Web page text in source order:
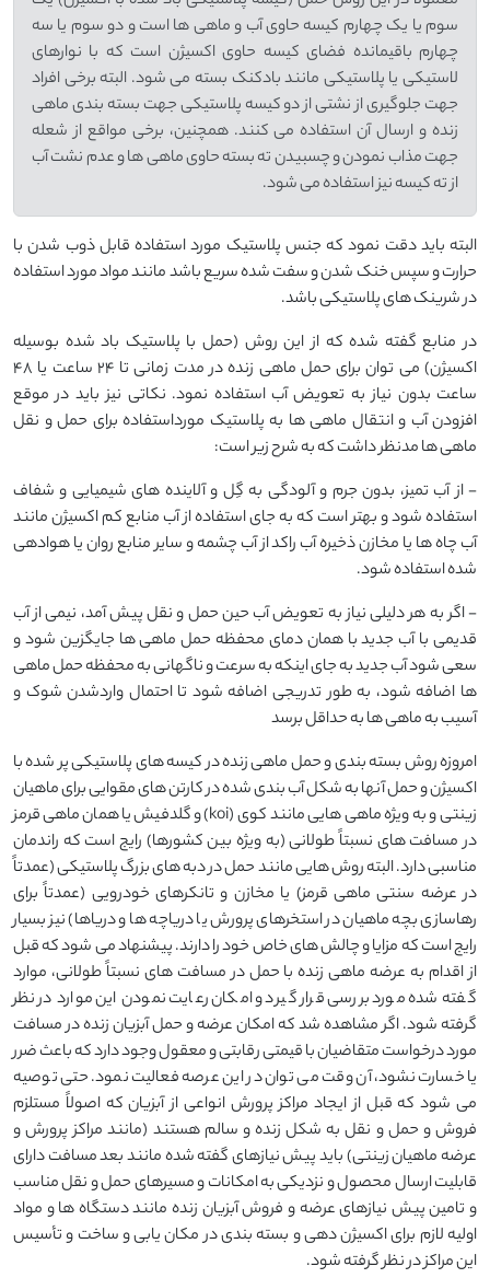
سوم یا یک چهارم کیسه حاوی آب و ماهی ها است و دو سوم یا سه
چهارم باقیمانده فضای کیسه حاوی اکسیژن است که با نوارهای
لاستیکی یا پلاستیکی مانند بادکنک بسته می شود. البته برخی افراد
جهت جلوگیری از نشتی از دو کیسه پلاستیکی جهت بسته بندی ماهی
زنده و ارسال آن استفاده می کنند. همچنین، برخی مواقع از شعله
جهت مذاب نمودن و چسبیدن ته بسته حاوی ماهی ها و عدم نشت آب
از ته کیسه نیز استفاده می شود.
البته باید دقت نمود که جنس پلاستیک مورد استفاده قابل ذوب شدن با
حرارت و سپس خنک شدن و سفت شده سریع باشد مانند مواد مورد استفاده
در شرینک های پلاستیکی باشد.
در منابع گفته شده که از این روش (حمل با پلاستیک باد شده بوسیله
اکسیژن) می توان برای حمل ماهی زنده در مدت زمانی تا 24 ساعت یا 48
ساعت بدون نیاز به تعویض آب استفاده نمود. نکاتی نیز باید در موقع
افزودن آب و انتقال ماهی ها به پلاستیک مورداستفاده برای حمل و نقل
ماهی ها مدنظر داشت که به شرح زیر است:
- از آب تمیز، بدون جرم و آلودگی به گِل و آلاینده های شیمیایی و شفاف
استفاده شود و بهتر است که به جای استفاده از آب منابع کم اکسیژن مانند
آب چاه ها یا مخازن ذخیره آب راکد از آب چشمه و سایر منابع روان یا هوادهی
شده استفاده شود.
- اگر به هر دلیلی نیاز به تعویض آب حین حمل و نقل پیش آمد، نیمی از آب
قدیمی با آب جدید با همان دمای محفظه حمل ماهی ها جایگزین شود و
سعی شود آب جدید به جای اینکه به سرعت و ناگهانی به محفظه حمل ماهی
ها اضافه شود، به طور تدریجی اضافه شود تا احتمال واردشدن شوک و
آسیب به ماهی ها به حداقل برسد
امروزه روش بسته بندی و حمل ماهی زنده در کیسه های پلاستیکی پر شده با
اکسیژن و حمل آنها به شکل آب بندی شده در کارتن های مقوایی برای ماهیان
زینتی و به ویژه ماهی هایی مانند کوی (koi) و گلدفیش یا همان ماهی قرمز
در مسافت های نسبتاً طولانی (به ویژه بین کشورها) رایج است که راندمان
مناسبی دارد. البته روش هایی مانند حمل در دبه های بزرگ پلاستیکی (عمدتاً
در عرضه سنتی ماهی قرمز) یا مخازن و تانکرهای خودرویی (عمدتاً برای
رهاسازی بچه ماهیان در استخرهای پرورش یا دریاچه ها و دریاها) نیز بسیار
رایج است که مزایا و چالش های خاص خود را دارند. پیشنهاد می شود که قبل
از اقدام به عرضه ماهی زنده با حمل در مسافت های نسبتاً طولانی، موارد
گفته شده مورد بررسی قرار گیرد و امکان رعایت نمودن این موارد در نظر
گرفته شود. اگر مشاهده شد که امکان عرضه و حمل آبزیان زنده در مسافت
مورد درخواست متقاضیان با قیمتی رقابتی و معقول وجود دارد که باعث ضرر
یا خسارت نشود، آن وقت می توان در این عرصه فعالیت نمود. حتی توصیه
می شود که قبل از ایجاد مراکز پرورش انواعی از آبزیان که اصولاً مستلزم
فروش و حمل و نقل به شکل زنده و سالم هستند (مانند مراکز پرورش و
عرضه ماهیان زینتی) باید پیش نیازهای گفته شده مانند بعد مسافت دارای
قابلیت ارسال محصول و نزدیکی به امکانات و مسیرهای حمل و نقل مناسب
و تامین پیش نیازهای عرضه و فروش آبزیان زنده مانند دستگاه ها و مواد
اولیه لازم برای اکسیژن دهی و بسته بندی در مکان یابی و ساخت و تأسیس
این مراکز در نظر گرفته شود.